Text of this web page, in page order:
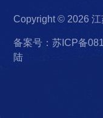
Copyright © 2026
备案号：苏ICP备
陆